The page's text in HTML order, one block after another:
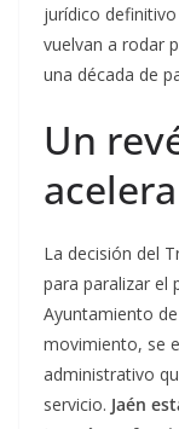
jurídico
vuelvan a rodar
una década de
Un
La decisión del
para paralizar el
Ayuntamiento
movimiento, se
administrativo
servicio. Jaén